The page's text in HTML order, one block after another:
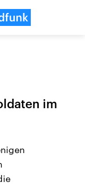
Beiträge,
im